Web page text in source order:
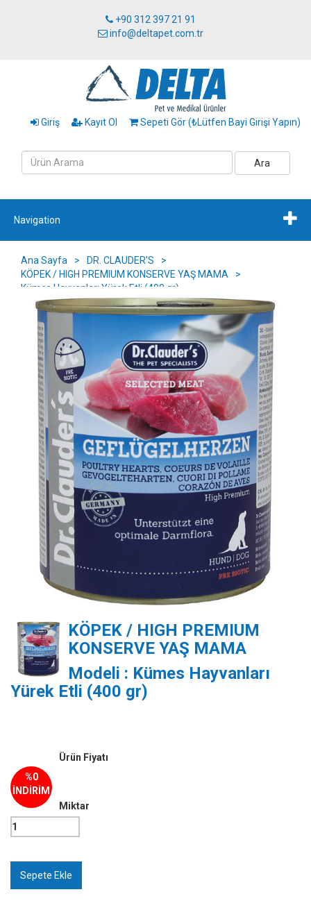
+90 312 397 21 91
info@deltapet.com.tr
Giriş Kayıt Ol Sepeti Gör (₺Lütfen Bayi Girişi Yapın)
Ara
Navigation
Ana Sayfa > DR. CLAUDER'S
>
KÖPEK / HIGH PREMIUM KONSERVE YAŞ MAMA
>
Kümes Hayvanları Yürek Etli (400 gr)
KÖPEK / HIGH PREMIUM
KONSERVE YAŞ MAMA
Modeli : Kümes Hayvanları
Yürek Etli (400 gr)
%0
İNDİRİM
Ürün Fiyatı
Miktar